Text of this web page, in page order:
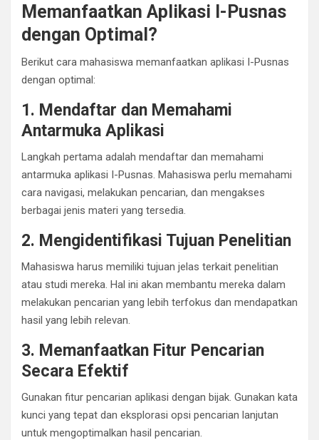
Memanfaatkan Aplikasi I-Pusnas
dengan Optimal?
Berikut cara mahasiswa memanfaatkan aplikasi I-Pusnas
dengan optimal:
1. Mendaftar dan Memahami
Antarmuka Aplikasi
Langkah pertama adalah mendaftar dan memahami
antarmuka aplikasi I-Pusnas. Mahasiswa perlu memahami
cara navigasi, melakukan pencarian, dan mengakses
berbagai jenis materi yang tersedia.
2. Mengidentifikasi Tujuan Penelitian
Mahasiswa harus memiliki tujuan jelas terkait penelitian
atau studi mereka. Hal ini akan membantu mereka dalam
melakukan pencarian yang lebih terfokus dan mendapatkan
hasil yang lebih relevan.
3. Memanfaatkan Fitur Pencarian
Secara Efektif
Gunakan fitur pencarian aplikasi dengan bijak. Gunakan kata
kunci yang tepat dan eksplorasi opsi pencarian lanjutan
untuk mengoptimalkan hasil pencarian.